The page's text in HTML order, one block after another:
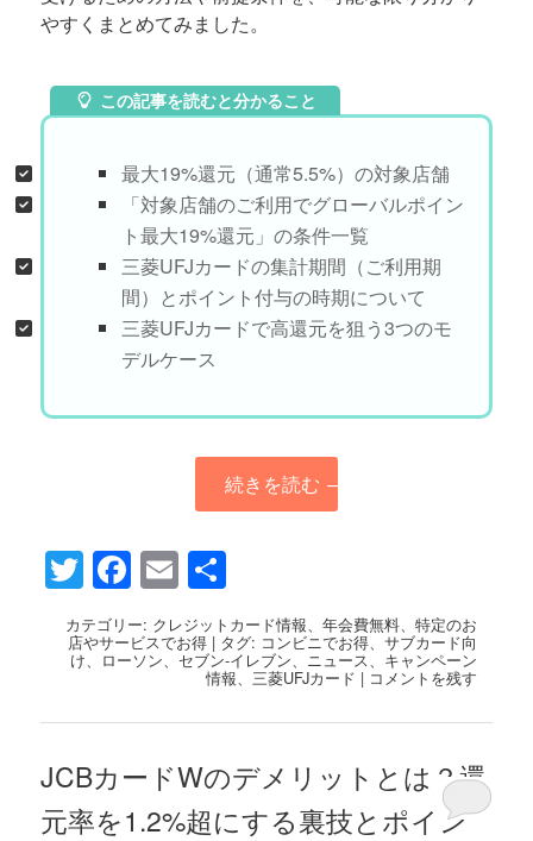
やすくまとめてみました。
この記事を読むと分かること
最大19%還元（通常5.5%）の対象店舗
「対象店舗のご利用でグローバルポイン
ト最大19%還元」の条件一覧
三菱UFJカードの集計期間（ご利用期
間）とポイント付与の時期について
三菱UFJカードで高還元を狙う3つのモ
デルケース
続きを読む →
Twitter
Facebook
Email
有
カテゴリー: クレジットカード情報 、年会費無料 、特定のお
店やサービスでお得 | タグ: コンビニでお得 、サブカード向
け ローソン セブン-イレブン ニュース キャンペーン
情報 三菱UFJカード | コメントを残す
JCBカードWのデメリットとは？還
元率を1.2%超にする裏技とポイン